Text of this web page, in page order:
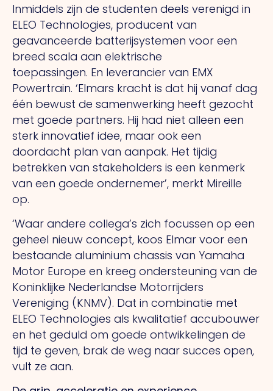
Inmiddels zijn de studenten deels verenigd in
ELEO Technologies, producent van
geavanceerde batterijsystemen voor een
breed scala aan elektrische
toepassingen. En leverancier van EMX
Powertrain. ‘Elmars kracht is dat hij vanaf dag
één bewust de samenwerking heeft gezocht
met goede partners. Hij had niet alleen een
sterk innovatief idee, maar ook een
doordacht plan van aanpak. Het tijdig
betrekken van stakeholders is een kenmerk
van een goede ondernemer’, merkt Mireille
op.
‘Waar andere collega’s zich focussen op een
geheel nieuw concept, koos Elmar voor een
bestaande aluminium chassis van Yamaha
Motor Europe en kreeg ondersteuning van de
Koninklijke Nederlandse Motorrijders
Vereniging (KNMV). Dat in combinatie met
ELEO Technologies als kwalitatief accubouwer
en het geduld om goede ontwikkelingen de
tijd te geven, brak de weg naar succes open,
vult ze aan.